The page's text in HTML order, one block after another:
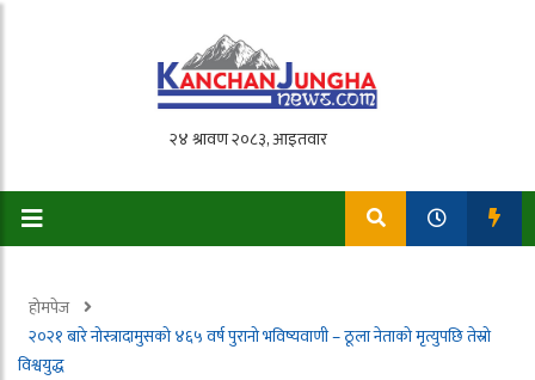
होमपेज
२०२१ बारे नोस्त्रादामुसको ४६५ वर्ष पुरानो भविष्यवाणी – ठूला नेताको मृत्युपछि तेस्रो
विश्वयुद्ध